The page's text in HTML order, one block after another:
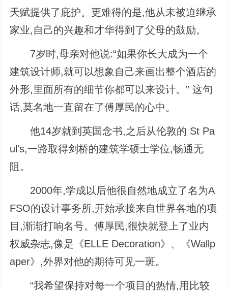
天赋提供了庇护。更难得的是,他从未被迫继承
家业,自己的兴趣和才华得到了父母的鼓励。
7岁时,母亲对他说:“如果你长大成为一个
建筑设计师,就可以想象自己来画出整个酒店的
外形,里面所有的细节你都可以来设计。” 这句
话,莫名地一直留在了傅厚民的心中。
他14岁就到英国念书,之后从伦敦的 St Pa
ul's,一路取得剑桥的建筑学硕士学位,畅通无
阻。
2000年,学成以后他很自然地成立了名为A
FSO的设计事务所,开始承接来自世界各地的项
目,渐渐打响名号。傅厚民,很快就登上了业内
权威杂志,像是《ELLE Decoration》、《Wallp
aper》,外界对他的期待可见一斑。
“我希望保持对每一个项目的热情,用比较